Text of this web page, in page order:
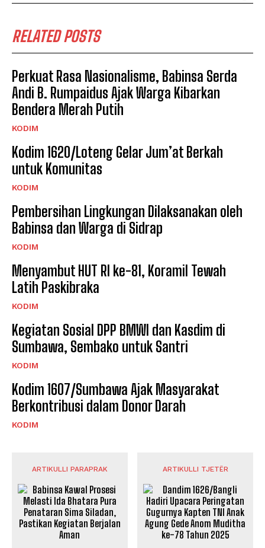
RELATED POSTS
Perkuat Rasa Nasionalisme, Babinsa Serda
Andi B. Rumpaidus Ajak Warga Kibarkan
Bendera Merah Putih
KODIM
Kodim 1620/Loteng Gelar Jum’at Berkah
untuk Komunitas
KODIM
Pembersihan Lingkungan Dilaksanakan oleh
Babinsa dan Warga di Sidrap
KODIM
Menyambut HUT RI ke-81, Koramil Tewah
Latih Paskibraka
KODIM
Kegiatan Sosial DPP BMWI dan Kasdim di
Sumbawa, Sembako untuk Santri
KODIM
Kodim 1607/Sumbawa Ajak Masyarakat
Berkontribusi dalam Donor Darah
KODIM
ARTIKULLI PARAPRAK ARTIKULLI TJETËR